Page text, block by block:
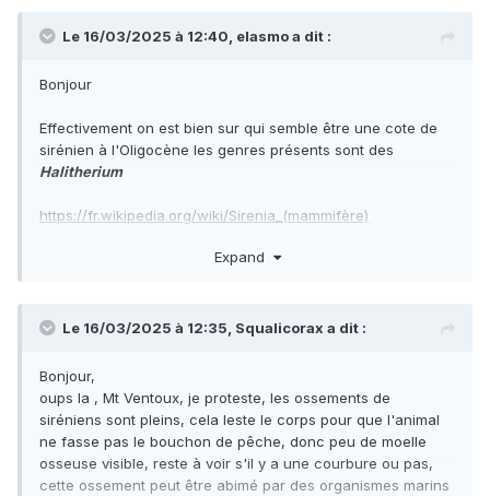
Le 16/03/2025 à 12:40, elasmoa dit :
Bonjour
Effectivement on est bien sur qui semble être une cote de
sirénien à l'Oligocène les genres présents sont des
Halitherium
https://fr.wikipedia.org/wiki/Sirenia_(mammifère)
et les siréniens de la Castellane (site protégé)
france.fr/index.php/2018/01/23/castellane-a-rencontre-
les cotes sont très lourdes et non osseuses pour permettre
à l'animal de couler et d'aller brouter les végétaux tapissant
les fonds marins
Expand
Le 16/03/2025 à 12:35, Squalicorax a dit :
Bonjour,
oups la , Mt Ventoux, je proteste, les ossements de
siréniens sont pleins, cela leste le corps pour que l'animal
ne fasse pas le bouchon de pêche, donc peu de moelle
osseuse visible, reste à voir s'il y a une courbure ou pas,
cette ossement peut être abimé par des organismes marins